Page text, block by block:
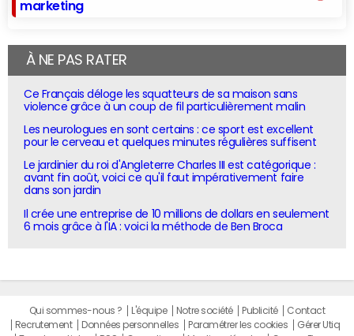
marketing
À NE PAS RATER
Ce Français déloge les squatteurs de sa maison sans
violence grâce à un coup de fil particulièrement malin
Les neurologues en sont certains : ce sport est excellent
pour le cerveau et quelques minutes régulières suffisent
Le jardinier du roi d'Angleterre Charles III est catégorique :
avant fin août, voici ce qu'il faut impérativement faire
dans son jardin
Il crée une entreprise de 10 millions de dollars en seulement
6 mois grâce à l'IA : voici la méthode de Ben Broca
Qui sommes-nous ? L'équipe Notre société Publicité
Contact
Recrutement
Données personnelles Paramétrer les cookies
Gérer Utiq